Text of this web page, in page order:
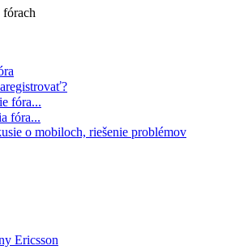
fórach
fóra...
fóra...
o mobiloch, riešenie problémov
Ericsson